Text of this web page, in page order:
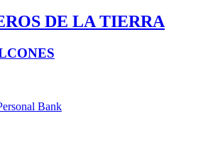
DE LA TIERRA